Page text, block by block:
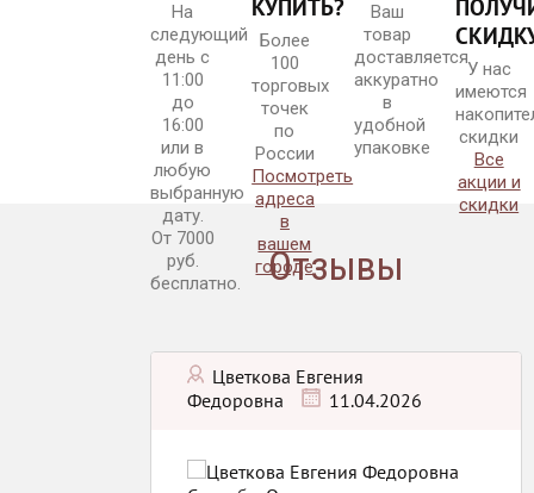
Нежная груша
LOVE
На
следующий
день с
11:00
до
16:00
или в
любую
выбранную
дату.
От 7000
руб.
бесплатно.
КУПИТЬ?
Более
100
торговых
точек
по
России
Посмотреть
адреса
в
вашем
городе
Ваш
товар
доставляется
аккуратно
в
удобной
упаковке
У нас
имеются
скидки
Все
акции и
скидки
Отзывы
Цветкова Евгения
Федоровна
11.04.2026